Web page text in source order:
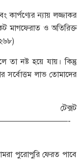
কার্পণ্যের ন্যায় লজ্জাকর
মাগফেরাত ও অতিরিক্ত
তা নষ্ট হয়ে যায়। কিন্তু
সর্বোত্তম লাভ তোমাদের
পুরোপুরি ফেরত পাবে